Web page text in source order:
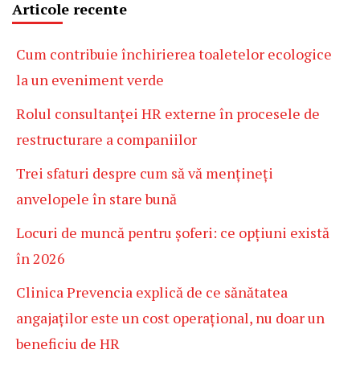
Articole recente
Cum contribuie închirierea toaletelor ecologice
la un eveniment verde
Rolul consultanței HR externe în procesele de
restructurare a companiilor
Trei sfaturi despre cum să vă mențineți
anvelopele în stare bună
Locuri de muncă pentru șoferi: ce opțiuni există
în 2026
Clinica Prevencia explică de ce sănătatea
angajaților este un cost operațional, nu doar un
beneficiu de HR